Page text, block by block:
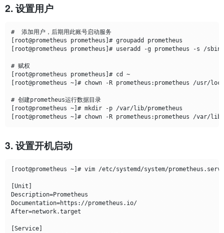
2. 设置用户
#  添加用户，后期用此账号启动服务
[root@prometheus prometheus]# groupadd prometheus
[root@prometheus prometheus]# useradd -g prometheus -s /
# 赋权
[root@prometheus prometheus]# cd ~
[root@prometheus ~]# chown -R prometheus:prometheus /usr/
# 创建prometheus运行数据目录
[root@prometheus ~]# mkdir -p /var/lib/prometheus
3. 设置开机启动
[root@prometheus ~]# vim /etc/systemd/system/
[Unit]
Description=Prometheus
Documentation=https://prometheus.io/
After=network.target
[Service]